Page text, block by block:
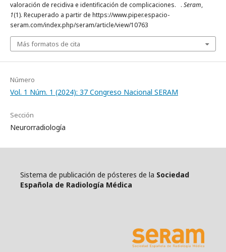
valoración de recidiva e identificación de complicaciones. . Seram,
1(1). Recuperado a partir de https://www.piper.espacio-
seram.com/index.php/seram/article/view/10763
Más formatos de cita
Número
Vol. 1 Núm. 1 (2024): 37 Congreso Nacional SERAM
Sección
Neurorradiología
Sistema de publicación de pósteres de la Sociedad
Española de Radiología Médica